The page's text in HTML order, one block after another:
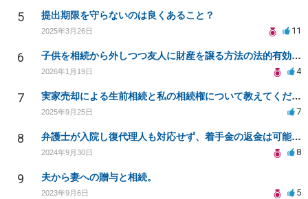
5 提出期限を守らないのは良くあること？
2025年3月26日 11
6 子供を相続から外しつつ友人に財産を譲る方法の法的有効性は？
2026年1月19日 4
7 実家売却による生前相続と私の相続権について教えてください
2025年9月25日 7
8 弁護士が入院し復代理人も対応せず、着手金の返金は可能か？
2024年9月30日 8
9 夫から妻への贈与と相続。
2023年9月6日 5